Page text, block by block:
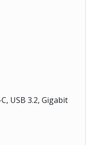
USB 3.2, Gigabit